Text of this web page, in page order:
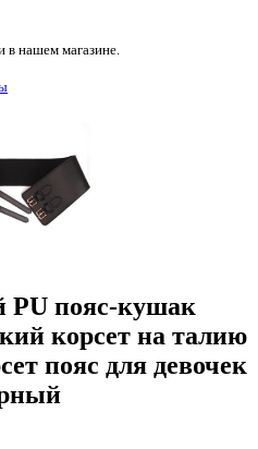
в нашем магазине.
PU пояс-кушак
корсет на талию
пояс для девочек